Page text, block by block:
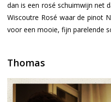
dan is een rosé schuimwijn net
Wiscoutre Rosé waar de pinot
voor een mooie, fijn parelende
Thomas